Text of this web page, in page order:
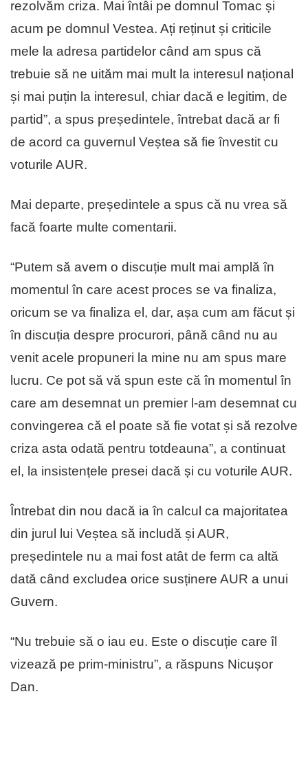
rezolvăm criza. Mai întâi pe domnul Tomac și
acum pe domnul Vestea. Ați reținut și criticile
mele la adresa partidelor când am spus că
trebuie să ne uităm mai mult la interesul național
și mai puțin la interesul, chiar dacă e legitim, de
partid”, a spus președintele, întrebat dacă ar fi
de acord ca guvernul Veștea să fie învestit cu
voturile AUR.
Mai departe, președintele a spus că nu vrea să
facă foarte multe comentarii.
“Putem să avem o discuție mult mai amplă în
momentul în care acest proces se va finaliza,
oricum se va finaliza el, dar, așa cum am făcut și
în discuția despre procurori, până când nu au
venit acele propuneri la mine nu am spus mare
lucru. Ce pot să vă spun este că în momentul în
care am desemnat un premier l-am desemnat cu
convingerea că el poate să fie votat și să rezolve
criza asta odată pentru totdeauna”, a continuat
el, la insistențele presei dacă și cu voturile AUR.
Întrebat din nou dacă ia în calcul ca majoritatea
din jurul lui Veștea să includă și AUR,
președintele nu a mai fost atât de ferm ca altă
dată când excludea orice susținere AUR a unui
Guvern.
“Nu trebuie să o iau eu. Este o discuție care îl
vizează pe prim-ministru”, a răspuns Nicușor
Dan.